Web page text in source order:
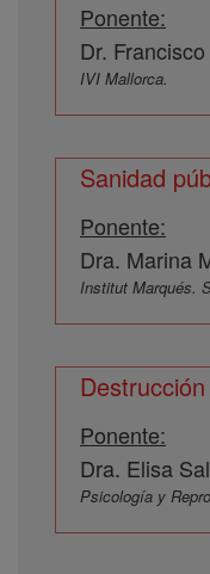
Ponente:
Dr.
IVI Mallorca.
Sanidad
Ponente:
Dra. Marina
Institut Marqués.
Ponente:
Dra. Elisa
Psicología y